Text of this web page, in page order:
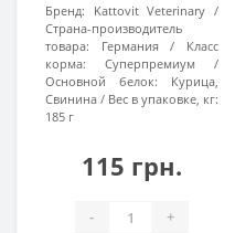
Бренд:
Kattovit Veterinary
Страна-производитель
товара:
Германия
Класс
корма:
Суперпремиум
Основной белок:
Курица,
Свинина
Вес в упаковке, кг:
185 г
115 грн.
- +